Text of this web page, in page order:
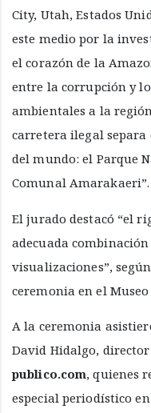
City, Utah, Estados
este medio por la
el corazón de la
entre la corrupción y
ambientales a la
carretera ilegal separa
del mundo: el Parque
Comunal Amarakaeri”.
El jurado destacó “el
adecuada
visualizaciones”,
ceremonia en el
A la ceremonia
David Hidalgo,
publico.com, quienes
especial periodístico